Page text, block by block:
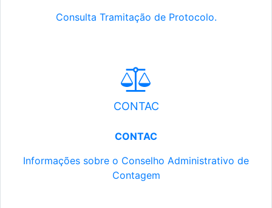
Consulta Tramitação de Protocolo.
CONTAC
CONTAC
Informações sobre o Conselho Administrativo de
Contagem